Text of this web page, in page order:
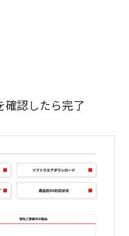
確認したら完了